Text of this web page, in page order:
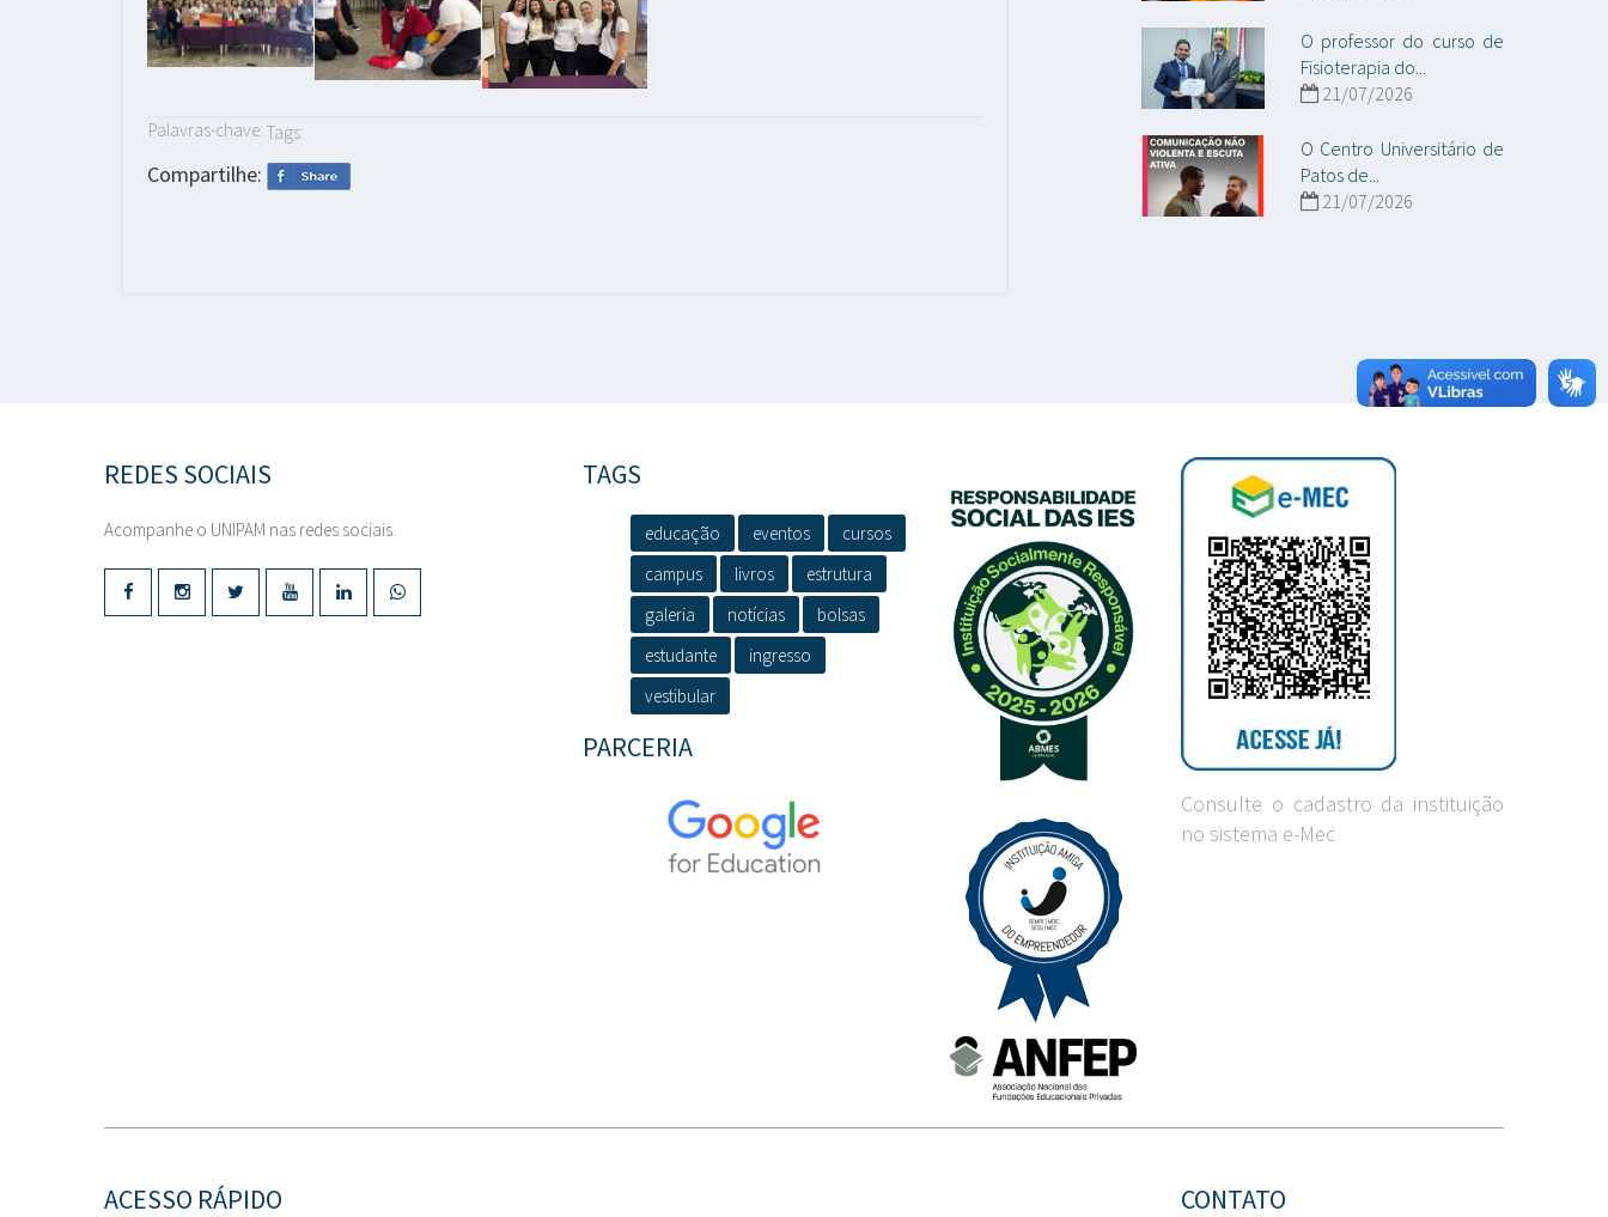
Palavras-chave: Tags:
Compartilhe:
O professor do curso de
Fisioterapia do...
21/07/2026
O Centro Universitário de
Patos de...
21/07/2026
REDES SOCIAIS
Acompanhe o UNIPAM nas redes sociais.
TAGS
educação eventos
cursos
campus
livros
estrutura
galeria
notícias
bolsas
estudante
ingresso
vestibular
PARCERIA
Consulte o cadastro da instituição
no sistema e-Mec
ACESSO RÁPIDO CONTATO